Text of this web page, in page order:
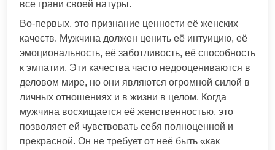
все грани своей натуры.
Во-первых, это признание ценности её женских
качеств. Мужчина должен ценить её интуицию, её
эмоциональность, её заботливость, её способность
к эмпатии. Эти качества часто недооцениваются в
деловом мире, но они являются огромной силой в
личных отношениях и в жизни в целом. Когда
мужчина восхищается её женственностью, это
позволяет ей чувствовать себя полноценной и
прекрасной. Он не требует от неё быть «как